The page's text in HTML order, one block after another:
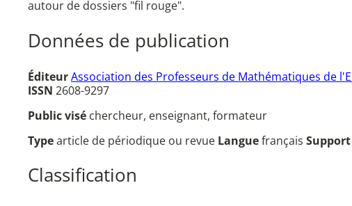
autour de dossiers "fil rouge".
Données de publication
ÉditeurAssociation des Professeurs de Mathématiques de
ISSN 2608-9297
Public visé chercheur, enseignant, formateur
Typearticle de périodique ou revue Languefrançais Support
Classification